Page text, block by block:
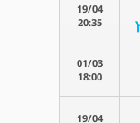
19/04
20:35
01/03
18:00
19/04